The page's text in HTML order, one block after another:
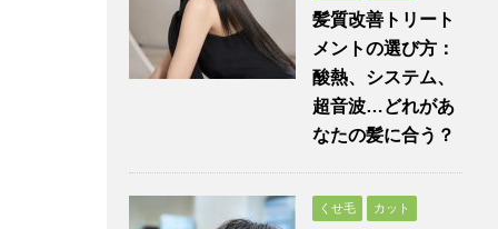
髪質改善トリート
メントの選び方：
酸熱、システム、
超音波…どれがあ
なたの髪に合う？
くせ毛 カット